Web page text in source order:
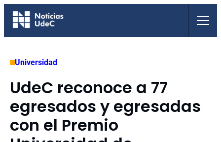
Saltar
Universidad
UdeC reconoce a 77
egresados y egresadas
con el Premio